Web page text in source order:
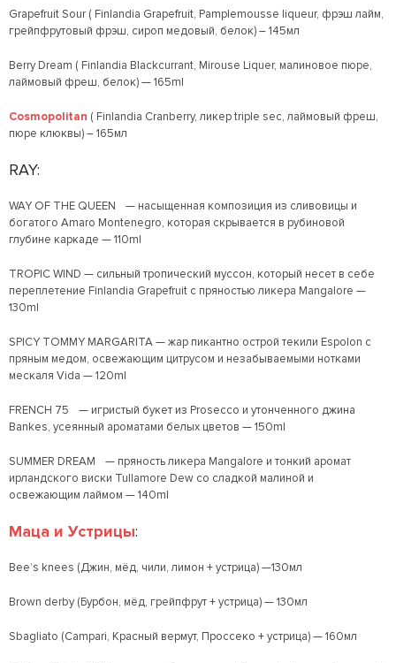
Grapefruit Sour ( Finlandia Grapefruit, Pamplemousse liqueur, фрэш лайм,
грейпфрутовый фрэш, сироп медовый, белок) – 145мл
Berry Dream ( Finlandia Blackcurrant, Mirouse Liquer, малиновое пюре,
лаймовый фреш, белок) — 165ml
Cosmopolitan ( Finlandia Cranberry, ликер triple sec, лаймовый фреш,
пюре клюквы) – 165мл
RAY:
WAY OF THE QUEEN — насыщенная композиция из сливовицы и
богатого Amaro Montenegro, которая скрывается в рубиновой
глубине каркаде — 110ml
TROPIC WIND — сильный тропический муссон, который несет в себе
переплетение Finlandia Grapefruit с пряностью ликера Mangalore —
130ml
SPICY TOMMY MARGARITA — жар пикантно острой текили Espolon с
пряным медом, освежающим цитрусом и незабываемыми нотками
мескаля Vida — 120ml
FRENCH 75 — игристый букет из Prosecco и утонченного джина
Bankes, усеянный ароматами белых цветов — 150ml
SUMMER DREAM — пряность ликера Mangalore и тонкий аромат
ирландского виски Tullamore Dew со сладкой малиной и
освежающим лаймом — 140ml
Маца и Устрицы:
Bee’s knees (Джин, мёд, чили, лимон + устрица) —130мл
Brown derby (Бурбон, мёд, грейпфрут + устрица) — 130мл
Sbagliato (Campari, Красный вермут, Проссеко + устрица) — 160мл